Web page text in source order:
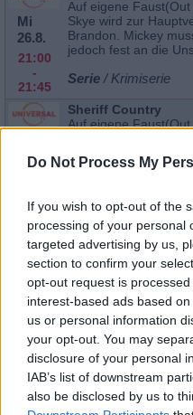
Do Not Process My
If you wish to opt-out of the
processing of your personal
targeted advertising by us,
section to confirm your
opt-out request is
interest-based ads based
us or personal information
your opt-out. You may
disclosure of your personal
IAB’s list of downstream
also be disclosed by us to
Mi
26.8.
21:00
-
21:45
Auf eigene
Skye wird zur
Brandon. Mickey
jedoch fest an die
Serie / Krimiserie
31.8.
23:15
Sheriff Country
Auf eigene
Brandon. Mickey
jedoch fest an die
31.8.
21:45
-
22:30
Sheriff Country
Der sechste
Ein Überfall auf
Edgewater. Mickey
zugleich mit der
/ Krimiserie
Di 1.9.
18:40
-
Sheriff Country
Der sechste
Ein Überfall auf
Edgewater. Mickey
zugleich mit der